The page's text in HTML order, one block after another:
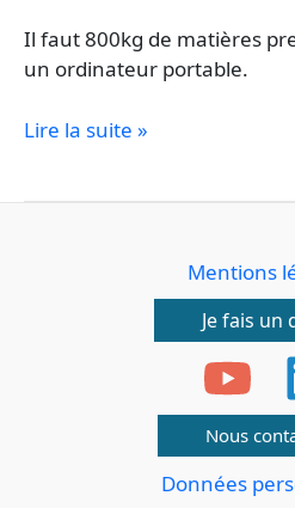
Il faut 800kg de matières
un ordinateur portable.
Lire la suite »
Mentions
Je fais un
Nous
Données